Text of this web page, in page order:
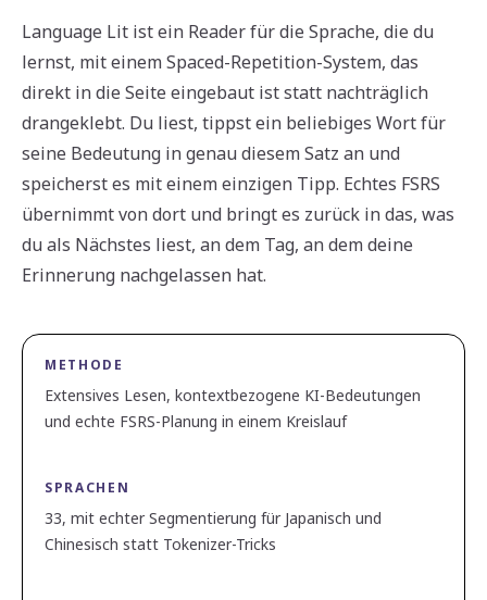
Language Lit ist ein Reader für die Sprache, die du
lernst, mit einem Spaced-Repetition-System, das
direkt in die Seite eingebaut ist statt nachträglich
drangeklebt. Du liest, tippst ein beliebiges Wort für
seine Bedeutung in genau diesem Satz an und
speicherst es mit einem einzigen Tipp. Echtes FSRS
übernimmt von dort und bringt es zurück in das, was
du als Nächstes liest, an dem Tag, an dem deine
Erinnerung nachgelassen hat.
METHODE
Extensives Lesen, kontextbezogene KI-Bedeutungen
und echte FSRS-Planung in einem Kreislauf
SPRACHEN
33, mit echter Segmentierung für Japanisch und
Chinesisch statt Tokenizer-Tricks